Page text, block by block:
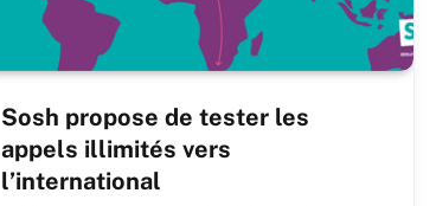
Sosh propose de tester les
appels illimités vers
l’international